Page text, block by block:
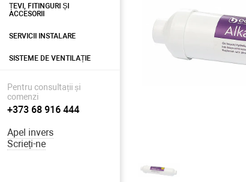
ȚEVI, FITINGURI ȘI
ACCESORII
SERVICII INSTALARE
SISTEME DE VENTILAȚIE
Pentru consultații și
comenzi
+373 68 916 444
Apel invers
Scrieți-ne